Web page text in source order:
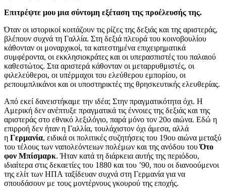
Επιτρέψτε μου μια σύντομη εξέταση της προέλευσής της.
Όταν οι ιστορικοί κοιτάζουν τις ρίζες της δεξιάς και της αριστεράς,
βλέπουν συχνά τη Γαλλία. Στη δεξιά πλευρά του κοινοβουλίου
κάθονταν οι μοναρχικοί, τα κατεστημένα επιχειρηματικά
συμφέροντα, οι εκκλησιοκράτες και οι υπερασπιστές του παλαιού
καθεστώτος. Στα αριστερά κάθονταν οι μεταρρυθμιστές, οι
φιλελεύθεροι, οι υπέρμαχοι του ελεύθερου εμπορίου, οι
ρεπουμπλικάνοι και οι υποστηρικτές της θρησκευτικής ελευθερίας.
Από εκεί δανειστήκαμε την ιδέα; Στην πραγματικότητα όχι. Η
Αμερική δεν ανέπτυξε πραγματικά τις έννοιες της δεξιάς και της
αριστεράς στο εθνικό λεξιλόγιο, παρά μόνο τον 20ο αιώνα. Εδώ η
επιρροή δεν ήταν η Γαλλία, τουλάχιστον όχι άμεσα, αλλά
η Γερμανία, ειδικά οι πολιτικές συζητήσεις του 19ου αιώνα μεταξύ
του τέλους των ναπολεόντειων πολέμων και της ανόδου τουΌτο
φον Μπίσμαρκ. Ήταν κατά τη διάρκεια αυτής της περιόδου,
ιδιαίτερα στις δεκαετίες του 1880 και του ’90, που οι διανοούμενοι
της ελίτ των ΗΠΑ ταξίδευαν συχνά στη Γερμανία για να
σπουδάσουν με τους μοντέρνους γκουρού της εποχής.